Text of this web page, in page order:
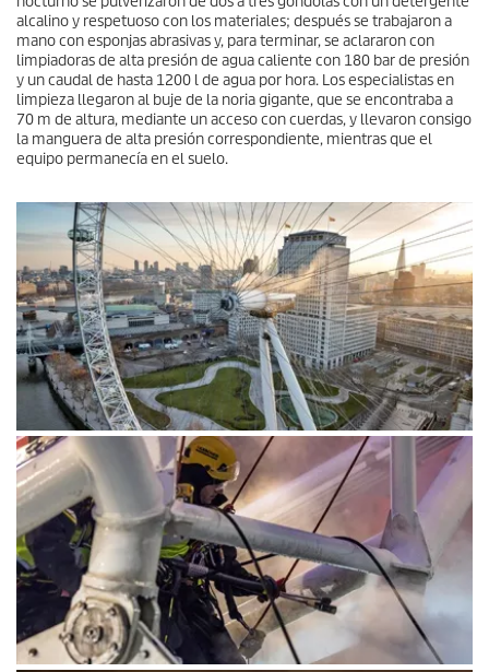
alcalino y respetuoso con los materiales; después se trabajaron a
mano con esponjas abrasivas y, para terminar, se aclararon con
limpiadoras de alta presión de agua caliente con 180 bar de presión
y un caudal de hasta 1200 l de agua por hora. Los especialistas en
limpieza llegaron al buje de la noria gigante, que se encontraba a
70 m de altura, mediante un acceso con cuerdas, y llevaron consigo
la manguera de alta presión correspondiente, mientras que el
equipo permanecía en el suelo.